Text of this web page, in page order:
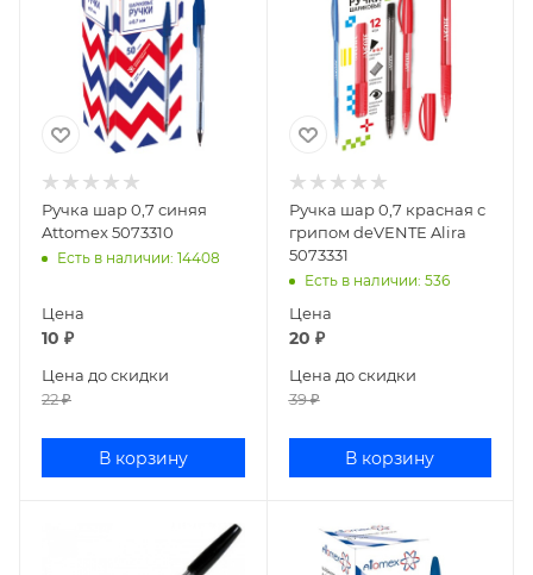
Ручка шар 0,7 синяя
Attomex 5073310
Есть в наличии: 14408
Цена
10 ₽
Цена до скидки
22₽
В корзину
Ручка шар 0,7 красная с
грипом deVENTE Alira
5073331
Есть в наличии: 536
Цена
20 ₽
Цена до скидки
39₽
В корзину